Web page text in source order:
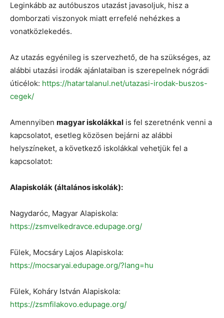
Leginkább az autóbuszos utazást javasoljuk, hisz a
domborzati viszonyok miatt errefelé nehézkes a
vonatközlekedés.
Az utazás egyénileg is szervezhető, de ha szükséges, az
alábbi utazási irodák ajánlataiban is szerepelnek nógrádi
úticélok: https://hatartalanul.net/utazasi-irodak-buszos-
cegek/
Amennyiben magyar iskolákkal is fel szeretnénk venni a
kapcsolatot, esetleg közösen bejárni az alábbi
helyszíneket, a következő iskolákkal vehetjük fel a
kapcsolatot:
Alapiskolák (általános iskolák):
Nagydaróc, Magyar Alapiskola:
https://zsmvelkedravce.edupage.org/
Fülek, Mocsáry Lajos Alapiskola:
https://mocsaryai.edupage.org/?lang=hu
Fülek, Koháry István Alapiskola:
https://zsmfilakovo.edupage.org/